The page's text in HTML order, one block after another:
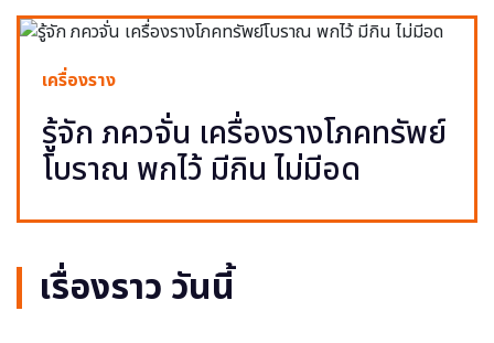
เครื่องราง
รู้จัก ภควจั่น เครื่องรางโภคทรัพย์
โบราณ พกไว้ มีกิน ไม่มีอด
เรื่องราว วันนี้